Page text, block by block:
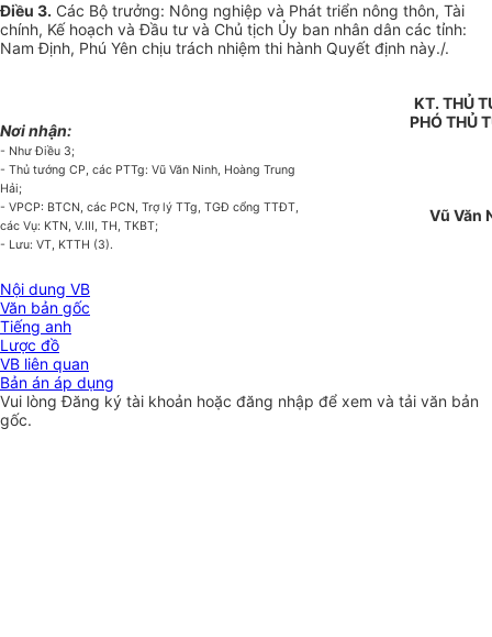
Điều 3. Các Bộ trưởng: Nông nghiệp và Phát triển nông thôn, Tài
chính, Kế hoạch và Đầu tư và Chủ tịch Ủy ban nhân dân các tỉnh:
Nam Định, Phú Yên chịu trách nhiệm thi hành Quyết định này./.
Nơi nhận:
- Như Điều 3;
- Thủ tướng CP, các PTTg: Vũ Văn Ninh, Hoàng Trung
Hải;
- VPCP: BTCN, các PCN, Trợ lý TTg, TGĐ cổng TTĐT,
các Vụ: KTN, V.III, TH, TKBT;
- Lưu: VT, KTTH (3).
KT. THỦ
PHÓ THỦ
Vũ Văn
Nội dung VB
Văn bản gốc
Tiếng anh
Lược đồ
VB liên quan
Bản án áp dụng
Vui lòngĐăng ký tài khoản hoặc đăng nhập để xem và tải văn bản
gốc.